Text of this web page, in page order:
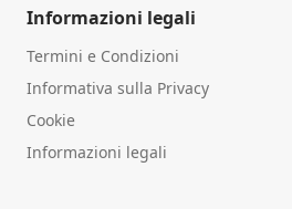
Informazioni legali
Termini e Condizioni
Informativa sulla Privacy
Cookie
Informazioni legali